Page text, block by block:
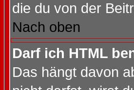
die du von der
Nach oben
Darf ich HTML
Das hängt davon